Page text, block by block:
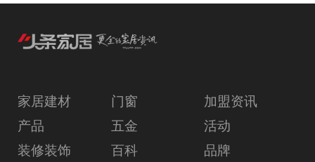
家居建材 门窗
加盟资讯
产品
五金
活动
装修装饰
百科 品牌